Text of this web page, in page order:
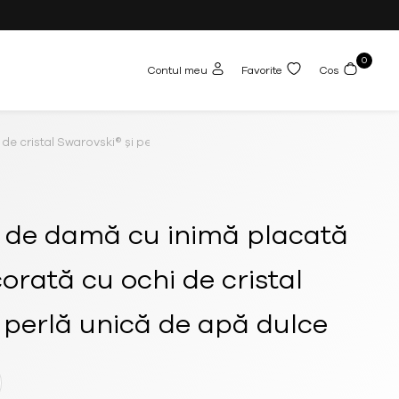
Contul meu Favorite Cos
0
cristal Swarovski® și perlă unică de apă dulce
damă cu inimă placată
cu ochi de cristal
unică de apă dulce